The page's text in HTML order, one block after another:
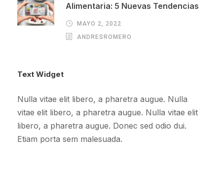
Alimentaria: 5 Nuevas Tendencias
MAYO 2, 2022
ANDRESROMERO
Text Widget
Nulla vitae elit libero, a pharetra augue. Nulla
vitae elit libero, a pharetra augue. Nulla vitae elit
libero, a pharetra augue. Donec sed odio dui.
Etiam porta sem malesuada.